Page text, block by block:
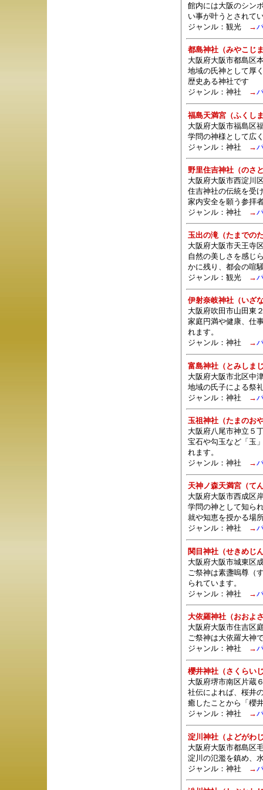
館内には大阪のシン
い事が叶うとされて
ジャンル：観光→
都島神社（みやこじ
大阪府大阪市都島区
地域の氏神として厚
歴史ある神社です
ジャンル： 神社 →
福島天満宮（ふくし
大阪府大阪市福島区
学問の神様として広
ジャンル： 神社 →
野里住吉神社（のさ
大阪府大阪市西淀川
住吉神社の伝統を受
家内安全を願う参拝
ジャンル： 神社 →
玉出の滝（たまでの
大阪府大阪市天王寺
自然の美しさを感じ
かに残り、都会の喧
ジャンル：観光→
伊射奈岐神社（いざ
大阪府吹田市山田東
家庭円満や健康、仕
れます。
ジャンル： 神社 →
富島神社（とみしま
大阪府大阪市北区中
地域の氏子による祭
ジャンル： 神社 →
玉祖神社（たまのお
大阪府八尾市神立５
宝石や勾玉など「玉
れます。
ジャンル： 神社 →
天神ノ森天満宮（て
大阪府大阪市西成区
学問の神として知ら
就や知恵を授かる場
ジャンル： 神社 →
関目神社（せきめじ
大阪府大阪市城東区
ご祭神は素盞嗚尊（
られています。
ジャンル： 神社 →
大依羅神社（おおよ
大阪府大阪市住吉区
ご祭神は大依羅大神
ジャンル： 神社 →
櫻井神社（さくらい
大阪府堺市南区片蔵
社伝によれば、桜井
癒したことから「櫻
ジャンル： 神社 →
淀川神社（よどがわ
大阪府大阪市都島区
淀川の氾濫を鎮め、
ジャンル： 神社 →